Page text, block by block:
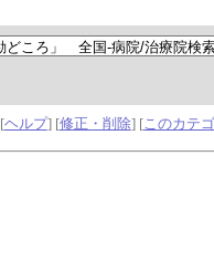
[ヘルプ] [修正・削除] [このカテ